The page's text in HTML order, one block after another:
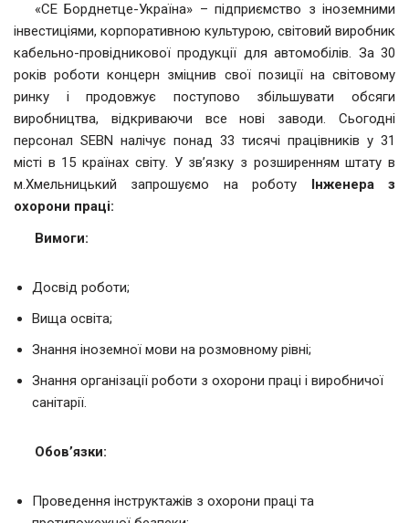
«СЕ Борднетце-Україна» – підприємство з іноземними
інвестиціями, корпоративною культурою, світовий виробник
кабельно-провідникової продукції для автомобілів. За 30
років роботи концерн зміцнив свої позиції на світовому
ринку і продовжує поступово збільшувати обсяги
виробництва, відкриваючи все нові заводи. Сьогодні
персонал SEBN налічує понад 33 тисячі працівників у 31
місті в 15 країнах світу. У зв’язку з розширенням штату в
м.Хмельницький запрошуємо на роботу Інженера з
охорони праці:
Вимоги:
Досвід роботи;
Вища освіта;
Знання іноземної мови на розмовному рівні;
Знання організації роботи з охорони праці і виробничої
санітарії.
Обов’язки:
Проведення інструктажів з охорони праці та